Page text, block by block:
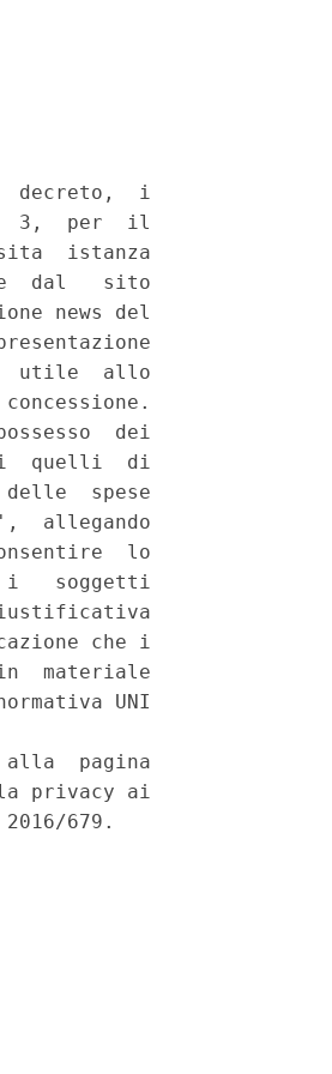
decreto,  i
3,  per  il
istanza
dal   sito
news del
utile  allo
dei
quelli  di
delle  spese
allegando
lo
i   soggetti
che i
materiale
UNI
pagina
privacy ai